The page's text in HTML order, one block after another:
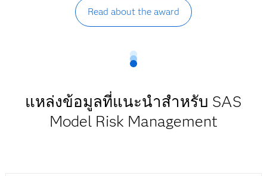
Read about the award
แหล่งข้อมูลที่แนะนำสำหรับ SAS
Model Risk Management